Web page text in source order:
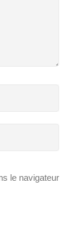
le navigateur